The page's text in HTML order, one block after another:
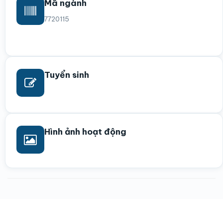
Mã ngành
7720115
Tuyển sinh
Hình ảnh hoạt động